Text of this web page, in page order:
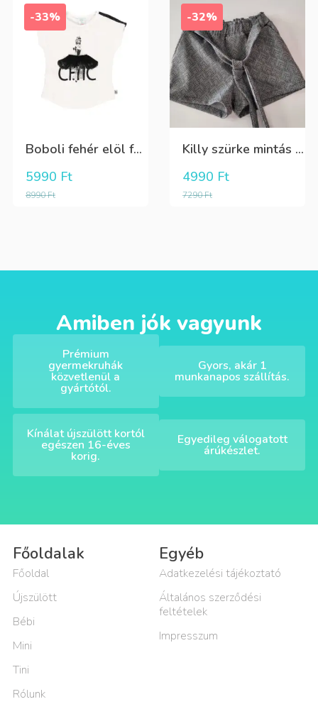
-33%
Boboli fehér elöl fekete tüll+gyöngyös csini póló
8990Ft
5990 Ft
-32%
Killy szürke mintás rövidnadrág
7290Ft
4990 Ft
Amiben jók vagyunk
Prémium
gyermekruhák
közvetlenül a
gyártótól.
Gyors, akár 1
munkanapos szállítás.
Kínálat újszülött kortól
egészen 16-éves
korig.
Egyedileg válogatott
árúkészlet.
Főoldalak
Főoldal
Újszülött
Bébi
Mini
Tini
Rólunk
Egyéb
Adatkezelési tájékoztató
Általános szerződési
feltételek
Impresszum